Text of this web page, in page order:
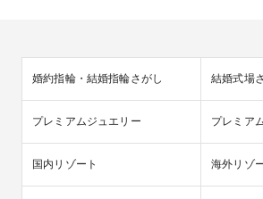
婚約指輪・結婚指輪さがし 結婚式場
プレミアムジュエリー プレミア
国内リゾート 海外リゾ